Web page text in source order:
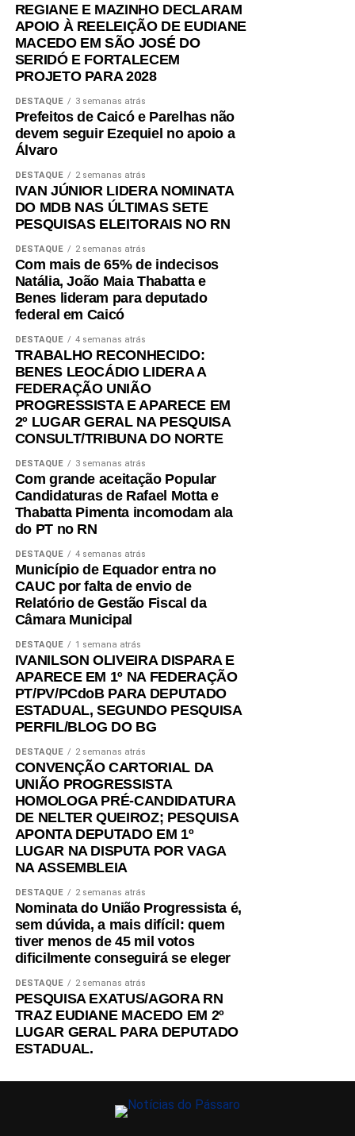
REGIANE E MAZINHO DECLARAM
APOIO À REELEIÇÃO DE EUDIANE
MACEDO EM SÃO JOSÉ DO
SERIDÓ E FORTALECEM
PROJETO PARA 2028
DESTAQUE 3 semanas atrás
Prefeitos de Caicó e Parelhas não
devem seguir Ezequiel no apoio a
Álvaro
DESTAQUE 2 semanas atrás
IVAN JÚNIOR LIDERA NOMINATA
DO MDB NAS ÚLTIMAS SETE
PESQUISAS ELEITORAIS NO RN
DESTAQUE 2 semanas atrás
Com mais de 65% de indecisos
Natália, João Maia Thabatta e
Benes lideram para deputado
federal em Caicó
DESTAQUE 4 semanas atrás
TRABALHO RECONHECIDO:
BENES LEOCÁDIO LIDERA A
FEDERAÇÃO UNIÃO
PROGRESSISTA E APARECE EM
2º LUGAR GERAL NA PESQUISA
CONSULT/TRIBUNA DO NORTE
DESTAQUE 3 semanas atrás
Com grande aceitação Popular
Candidaturas de Rafael Motta e
Thabatta Pimenta incomodam ala
do PT no RN
DESTAQUE 4 semanas atrás
Município de Equador entra no
CAUC por falta de envio de
Relatório de Gestão Fiscal da
Câmara Municipal
DESTAQUE 1 semana atrás
IVANILSON OLIVEIRA DISPARA E
APARECE EM 1º NA FEDERAÇÃO
PT/PV/PCdoB PARA DEPUTADO
ESTADUAL, SEGUNDO PESQUISA
PERFIL/BLOG DO BG
DESTAQUE 2 semanas atrás
CONVENÇÃO CARTORIAL DA
UNIÃO PROGRESSISTA
HOMOLOGA PRÉ-CANDIDATURA
DE NELTER QUEIROZ; PESQUISA
APONTA DEPUTADO EM 1º
LUGAR NA DISPUTA POR VAGA
NA ASSEMBLEIA
DESTAQUE 2 semanas atrás
Nominata do União Progressista é,
sem dúvida, a mais difícil: quem
tiver menos de 45 mil votos
dificilmente conseguirá se eleger
DESTAQUE 2 semanas atrás
PESQUISA EXATUS/AGORA RN
TRAZ EUDIANE MACEDO EM 2º
LUGAR GERAL PARA DEPUTADO
ESTADUAL.